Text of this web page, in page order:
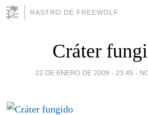
RASTRO DE FREEWOLF
Cráter
22 DE ENERO DE 2009 - 23:45 -